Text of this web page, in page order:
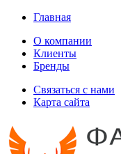
Главная
О компании
Клиенты
Бренды
Связаться с нами
Карта сайта